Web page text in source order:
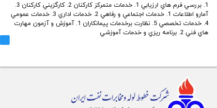
1. بررسي فرم هاي ارزيابي 1. خدمات متمركز كاركنان 2. كارگزيني كاركنان 3.
آمارو اطلاعات 1. خدمات اجتماعي و رفاهي 2. خدمات اداري 3. خدمات عمومي
4. خدمات تخصصي 5. نظارت برخدمات پيمانكاران 1. آموزش و آزمون مهارت
هاي فني 2. برنامه ريزي و خدمات آموزشي